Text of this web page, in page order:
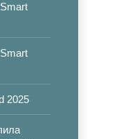
2025